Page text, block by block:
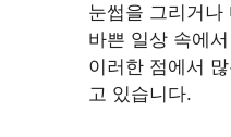
눈썹을 그리거나
바쁜 일상 속에
이러한 점에서
고 있습니다.